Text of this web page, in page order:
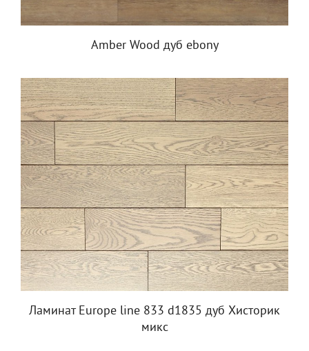
Amber Wood дуб ebony
Ламинат Europe line 833 d1835 дуб Хисторик
микс